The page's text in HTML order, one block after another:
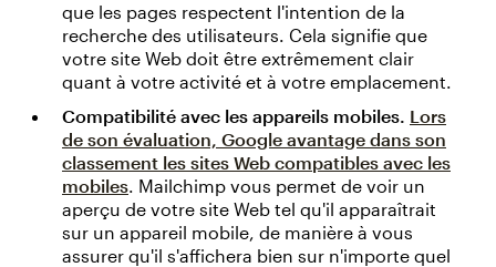
que les pages respectent l'intention de la
recherche des utilisateurs. Cela signifie que
votre site Web doit être extrêmement clair
quant à votre activité et à votre emplacement.
Compatibilité avec les appareils mobiles. Lors
de son évaluation, Google avantage dans son
classement les sites Web compatibles avec les
mobiles. Mailchimp vous permet de voir un
aperçu de votre site Web tel qu'il apparaîtrait
sur un appareil mobile, de manière à vous
assurer qu'il s'affichera bien sur n'importe quel